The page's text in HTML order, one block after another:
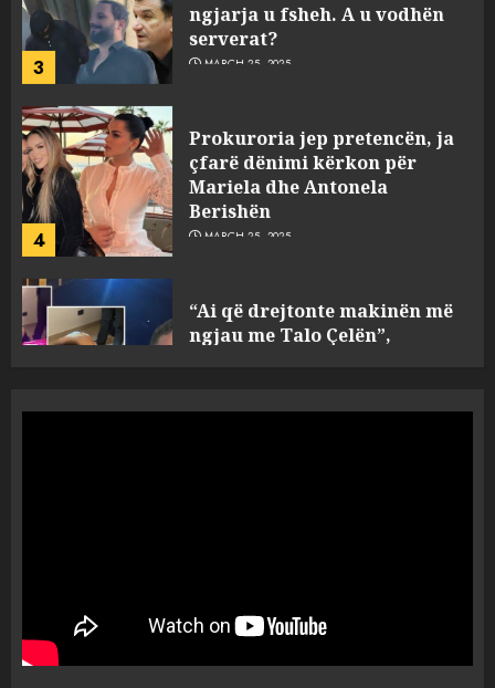
4
Prokuroria jep pretencën, ja
Berishën
MARCH 25, 2025
5
“Ai që drejtonte makinën më
flet për PERSONAT që e
plagosën!
MARCH 25, 2025
2
procedim penal për Koço
Kokëdhimën (VIDEO)
MARCH 27, 2025